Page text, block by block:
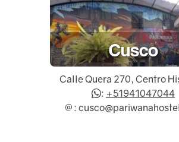
Cusco
Calle Quera 270, Centro
: +51941047044
: